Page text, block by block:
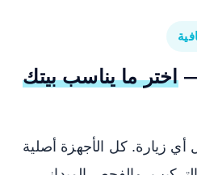
—اختر ما يناسب بيتك
زيارة. كل الأجهزة أصلية